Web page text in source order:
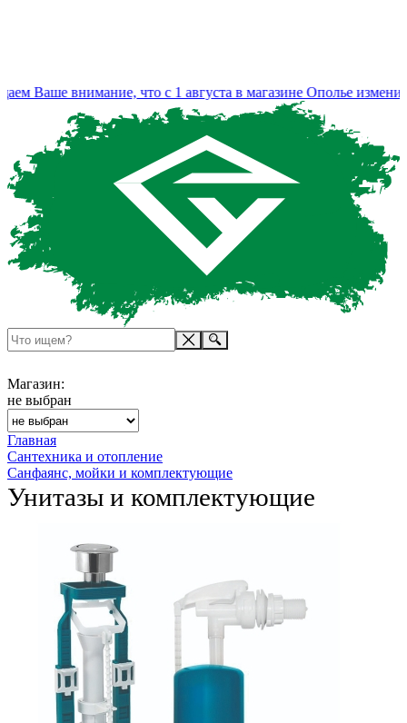
внимание, что с 1 августа в магазине Ополье изменился
Магазин:
не выбран
Главная
Сантехника и отопление
Санфаянс, мойки и комплектующие
Унитазы и комплектующие